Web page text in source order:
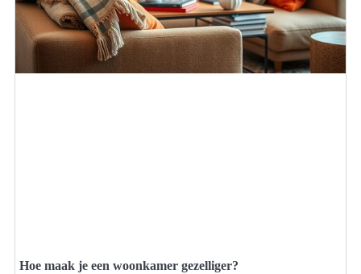
Hoe maak je een woonkamer gezelliger?